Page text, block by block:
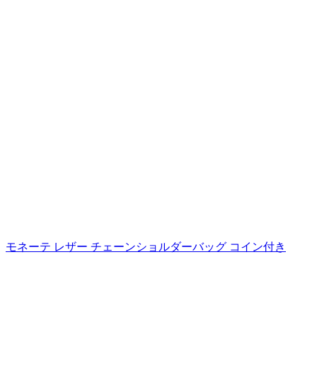
モネーテ レザー チェーンショルダーバッグ コイン付き